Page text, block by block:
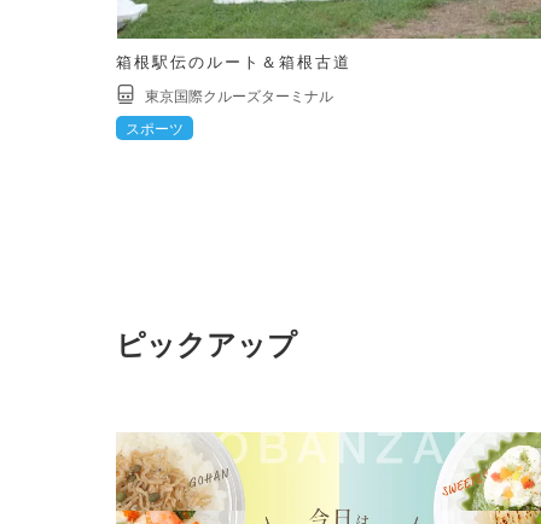
箱根駅伝のルート＆箱根古道
東京国際クルーズターミナル
スポーツ
ピックアップ